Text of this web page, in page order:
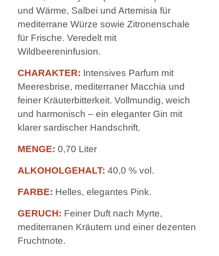
und Wärme, Salbei und Artemisia für
mediterrane Würze sowie Zitronenschale
für Frische. Veredelt mit
Wildbeereninfusion.
CHARAKTER: Intensives Parfum mit
Meeresbrise, mediterraner Macchia und
feiner Kräuterbitterkeit. Vollmundig, weich
und harmonisch – ein eleganter Gin mit
klarer sardischer Handschrift.
MENGE: 0,70 Liter
ALKOHOLGEHALT: 40,0 % vol.
FARBE: Helles, elegantes Pink.
GERUCH: Feiner Duft nach Myrte,
mediterranen Kräutern und einer dezenten
Fruchtnote.